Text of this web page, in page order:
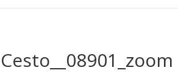
Cesto__08901_zoom